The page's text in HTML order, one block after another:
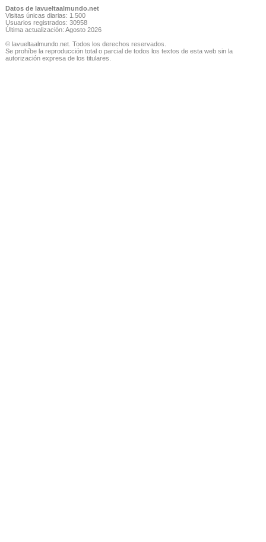
Datos de lavueltaalmundo.net
Visitas únicas diarias: 1.500
Usuarios registrados: 30958
Última actualización: Agosto 2026
© lavueltaalmundo.net. Todos los derechos reservados.
Se prohíbe la reproducción total o parcial de todos los textos de esta web sin la
autorización expresa de los titulares.